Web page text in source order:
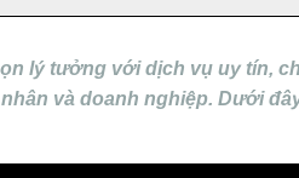
lý tưởng với dịch vụ uy tín,
và doanh nghiệp. Dưới